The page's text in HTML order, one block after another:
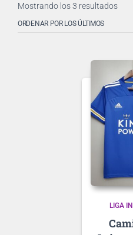
Mostrando los 3 resultados
los
LIGA